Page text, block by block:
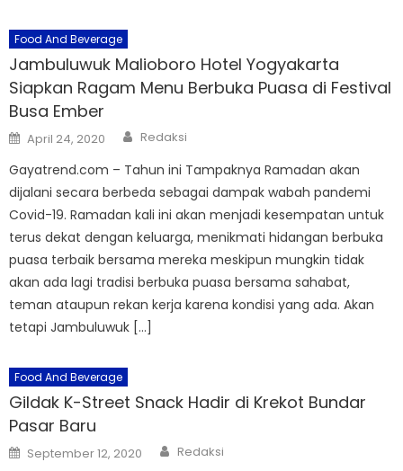
Food And Beverage
Jambuluwuk Malioboro Hotel Yogyakarta
Siapkan Ragam Menu Berbuka Puasa di Festival
Busa Ember
Posted
on
April 24, 2020 Author
Redaksi
Gayatrend.com – Tahun ini Tampaknya Ramadan akan
dijalani secara berbeda sebagai dampak wabah pandemi
Covid-19. Ramadan kali ini akan menjadi kesempatan untuk
terus dekat dengan keluarga, menikmati hidangan berbuka
puasa terbaik bersama mereka meskipun mungkin tidak
akan ada lagi tradisi berbuka puasa bersama sahabat,
teman ataupun rekan kerja karena kondisi yang ada. Akan
tetapi Jambuluwuk […]
Food And Beverage
Gildak K-Street Snack Hadir di Krekot Bundar
Pasar Baru
Posted
on
September 12, 2020 Author
Redaksi